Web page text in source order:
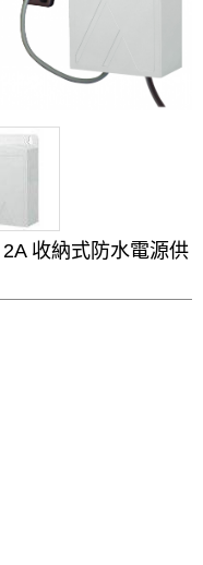
收納式防水電源供